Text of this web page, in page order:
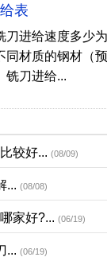
表
刀进给速度多少
同材质的钢材（
铣刀进给...
较好... (08/09)
... (08/08)
家好?... (06/19)
... (06/19)